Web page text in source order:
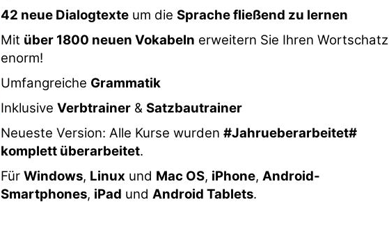
42 neue Dialogtexte um die Sprache fließend zu lernen
Mit über 1800 neuen Vokabeln erweitern Sie Ihren Wortschatz
enorm!
Umfangreiche Grammatik
Inklusive Verbtrainer & Satzbautrainer
Neueste Version: Alle Kurse wurden #Jahrueberarbeitet#
komplett überarbeitet.
Für Windows, Linux und Mac OS, iPhone, Android-
Smartphones, iPad und Android Tablets.